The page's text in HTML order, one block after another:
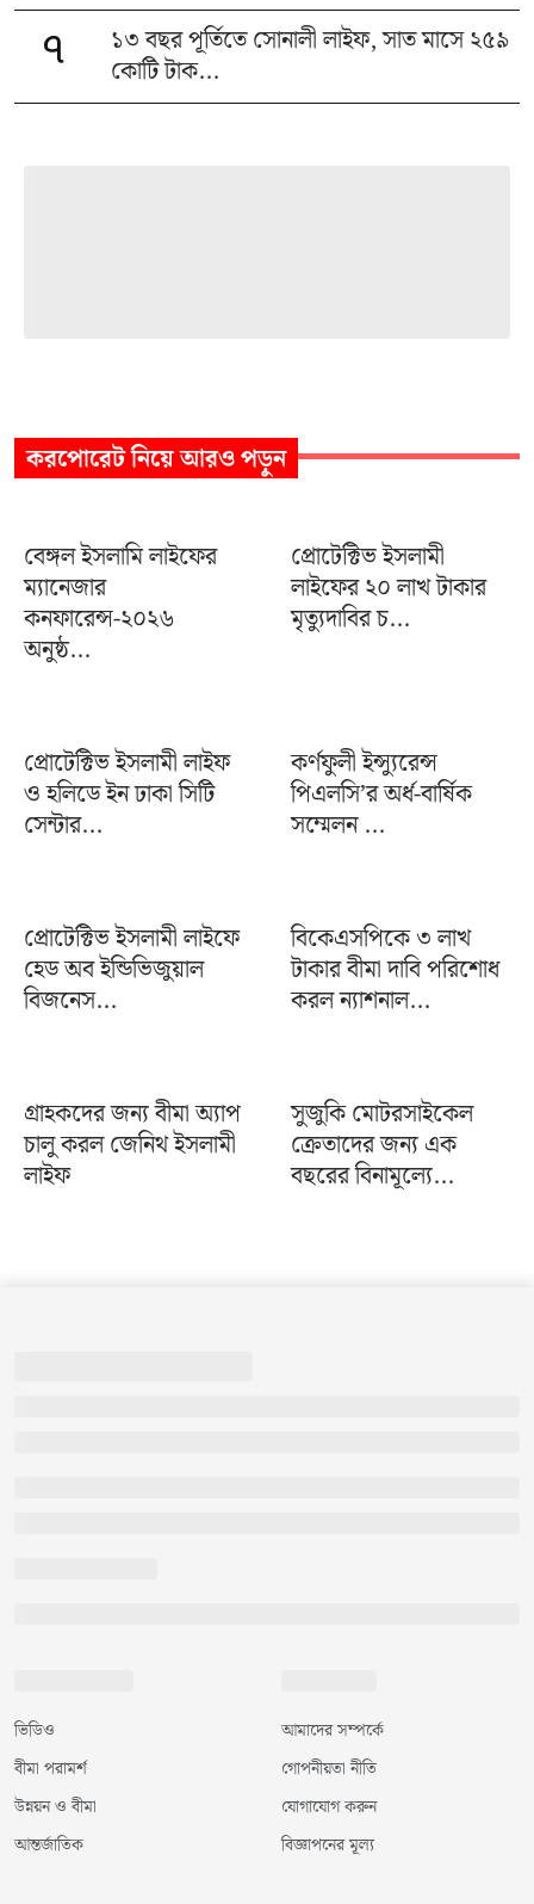
৭
১৩ বছর পূর্তিতে সোনালী লাইফ, সাত মাসে ২৫৯
কোটি টাক...
করপোরেটনিয়ে আরও পড়ুন
বেঙ্গল ইসলামি লাইফের
ম্যানেজার
কনফারেন্স-২০২৬
অনুষ্ঠ...
প্রোটেক্টিভ ইসলামী
লাইফের ২০ লাখ টাকার
মৃত্যুদাবির চ...
প্রোটেক্টিভ ইসলামী লাইফ
ও হলিডে ইন ঢাকা সিটি
সেন্টার...
কর্ণফুলী ইন্স্যুরেন্স
পিএলসি’র অর্ধ-বার্ষিক
সম্মেলন ...
প্রোটেক্টিভ ইসলামী লাইফে
হেড অব ইন্ডিভিজুয়াল
বিজনেস...
বিকেএসপিকে ৩ লাখ
টাকার বীমা দাবি পরিশোধ
করল ন্যাশনাল...
গ্রাহকদের জন্য বীমা অ্যাপ
চালু করল জেনিথ ইসলামী
লাইফ
সুজুকি মোটরসাইকেল
ক্রেতাদের জন্য এক
বছরের বিনামূল্যে...
ভিডিও
বীমা পরামর্শ
উন্নয়ন ও বীমা
আন্তর্জাতিক
আমাদের সম্পর্কে
গোপনীয়তা নীতি
যোগাযোগ করুন
বিজ্ঞাপনের মূল্য